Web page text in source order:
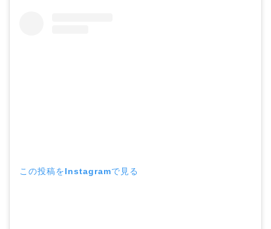
この投稿をInstagramで見る